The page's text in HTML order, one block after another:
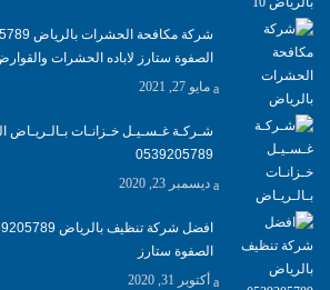
الصفوة ستارز لاباده الحشرات
مايو 27, 2021
شـركـة غـسـيـل خـزانـات بـالـريـاض
0539205789
ديسمبر 23, 2020
الصفوة ستارز
أكتوبر 31, 2020